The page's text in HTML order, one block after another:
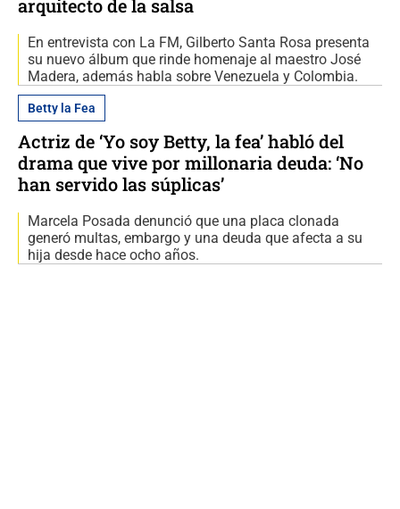
arquitecto de la salsa
En entrevista con La FM, Gilberto Santa Rosa presenta
su nuevo álbum que rinde homenaje al maestro José
Madera, además habla sobre Venezuela y Colombia.
Betty la Fea
Actriz de ‘Yo soy Betty, la fea’ habló del
drama que vive por millonaria deuda: ‘No
han servido las súplicas’
Marcela Posada denunció que una placa clonada
generó multas, embargo y una deuda que afecta a su
hija desde hace ocho años.